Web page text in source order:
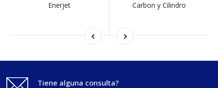
Enerjet
Carbon y Cilindro
Tiene alguna consulta?